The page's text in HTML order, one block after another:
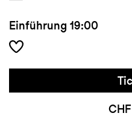
Einführung 19:00